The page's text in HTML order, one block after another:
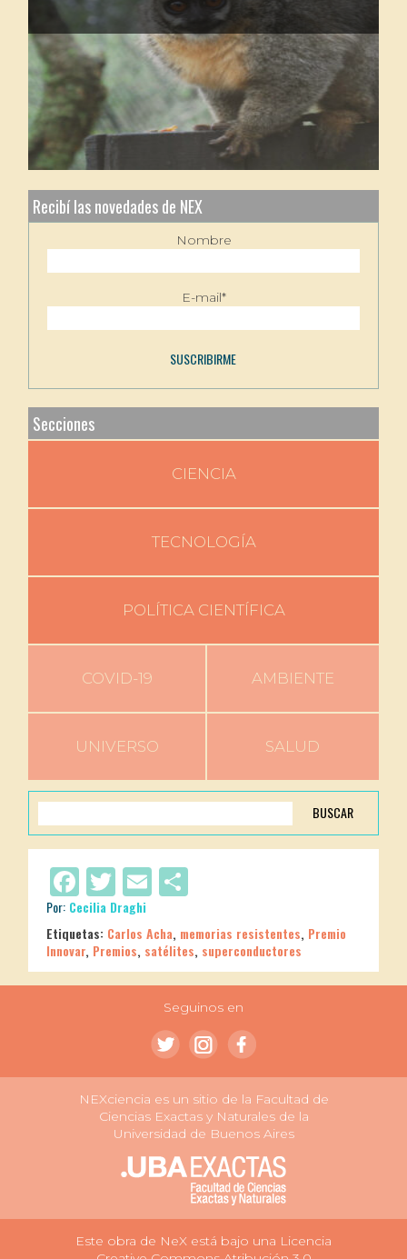
Recibí las novedades de NEX
Nombre
E-mail*
Secciones
CIENCIA
TECNOLOGÍA
POLÍTICA CIENTÍFICA
COVID-19 AMBIENTE
UNIVERSO SALUD
BUSCAR
Facebook
Twitter
Email
Por: Cecilia Draghi
Etiquetas: Carlos Acha, memorias resistentes, Premio
Innovar, Premios, satélites, superconductores
Seguinos en
NEXciencia es un sitio de la Facultad de
Ciencias Exactas y Naturales de la
Universidad de Buenos Aires
Este obra de NeX está bajo una Licencia